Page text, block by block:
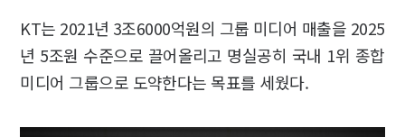
KT는 2021년 3조6000억원의 그룹 미디어 매출을 2025
년 5조원 수준으로 끌어올리고 명실공히 국내 1위 종합
미디어 그룹으로 도약한다는 목표를 세웠다.